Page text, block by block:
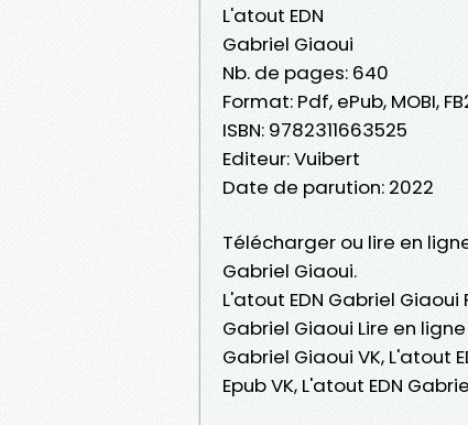
L'atout EDN
Gabriel Giaoui
Nb. de pages: 640
Format: Pdf, ePub, MOBI,
ISBN: 9782311663525
Editeur: Vuibert
Date de parution: 2022
Télécharger ou lire en
Gabriel Giaoui.
L'atout EDN Gabriel Giaoui
Gabriel Giaoui Lire en
Gabriel Giaoui VK, L'atout
Epub VK, L'atout EDN